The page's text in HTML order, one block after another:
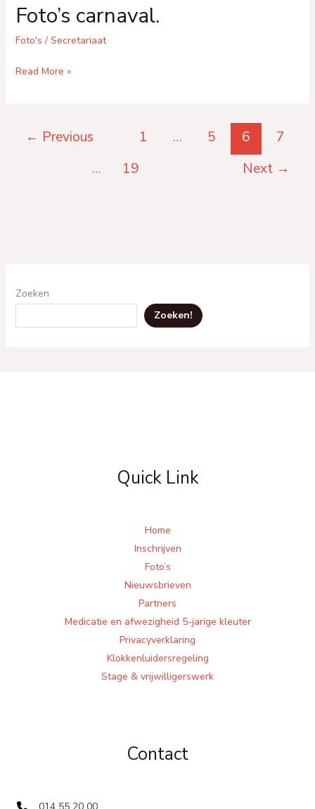
Foto’s carnaval.
Foto's / Secretariaat
Foto’s
Read More »
← Previous 1 … 5 6
7
…
19 Next →
Zoeken
Zoeken!
Quick Link
Home
Inschrijven
Foto’s
Nieuwsbrieven
Partners
Medicatie en afwezigheid 5-jarige kleuter
Privacyverklaring
Klokkenluidersregeling
Stage & vrijwilligerswerk
Contact